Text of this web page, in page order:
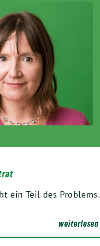
ein Teil des Problems.
weiterlesen